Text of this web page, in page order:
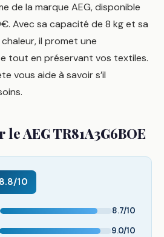
de la marque AEG, disponible
Avec sa capacité de 8 kg et sa
il promet une
tout en préservant vos textiles.
vous aide à savoir s’il
AEG TR81A3G6BOE
10
8.7/10
9.0/10